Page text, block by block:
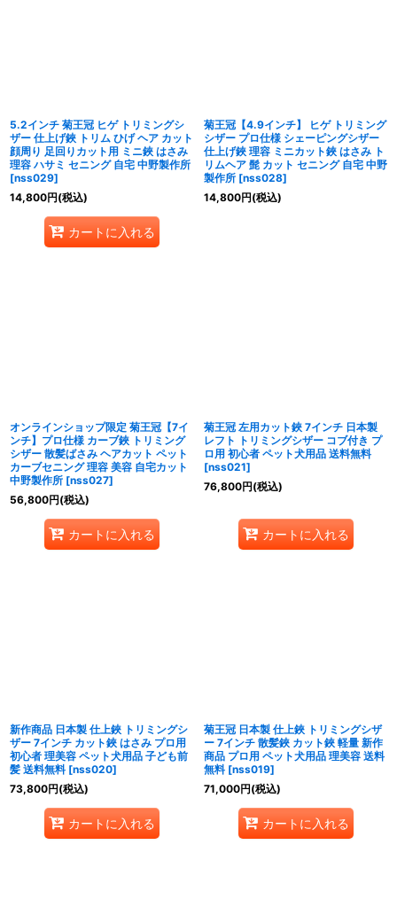
5.2インチ 菊王冠 ヒゲ トリミングシ
ザー 仕上げ鋏 トリム ひげ ヘア カット
顔周り 足回りカット用 ミニ鋏 はさみ
理容 ハサミ セニング 自宅 中野製作所
[nss029]
14,800円(税込)
カートに入れる
菊王冠【4.9インチ】 ヒゲ トリミング
シザー プロ仕様 シェーピングシザー
仕上げ鋏 理容 ミニカット鋏 はさみ ト
リムヘア 髭 カット セニング 自宅 中野
製作所 [nss028]
14,800円(税込)
オンラインショップ限定 菊王冠【7イ
ンチ】プロ仕様 カーブ鋏 トリミング
シザー 散髪ばさみ ヘアカット ペット
カーブセニング 理容 美容 自宅カット
中野製作所 [nss027]
56,800円(税込)
カートに入れる
菊王冠 左用カット鋏 7インチ 日本製
レフト トリミングシザー コブ付き プ
ロ用 初心者 ペット犬用品 送料無料
[nss021]
76,800円(税込)
カートに入れる
新作商品 日本製 仕上鋏 トリミングシ
ザー 7インチ カット鋏 はさみ プロ用
初心者 理美容 ペット犬用品 子ども前
髪 送料無料 [nss020]
73,800円(税込)
カートに入れる
菊王冠 日本製 仕上鋏 トリミングシザ
ー 7インチ 散髪鋏 カット鋏 軽量 新作
商品 プロ用 ペット犬用品 理美容 送料
無料 [nss019]
71,000円(税込)
カートに入れる